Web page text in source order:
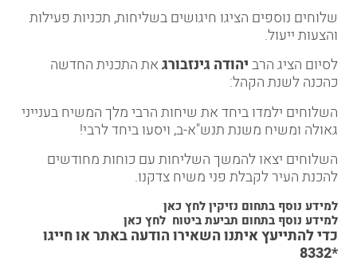
שלוחים נוספים הציגו חיגושים בשליחות, תכניות פעילות
והצעות ייעול.
לסיום הציג הרביהודה גינזבורגאת התכנית החדשה
כהכנה לשנת הקהל:
השלוחים ילמדו ביחד את שיחות הרבי מלך המשיח בענייני
גאולה ומשיח משנת תנש"א-ב, ויסעו ביחד לרבי!
השלוחים יצאו להמשך השליחות עם כוחות מחודשים
להכנת העיר לקבלת פני משיח צדקנו.
למידע נוסף בתחום נזיקיןלחץ כאן
למידע נוסף בתחום תביעת ביטוח לחץ כאן
כדי להתייעץ איתנוהשאירו הודעה באתראוחייגו
*8332